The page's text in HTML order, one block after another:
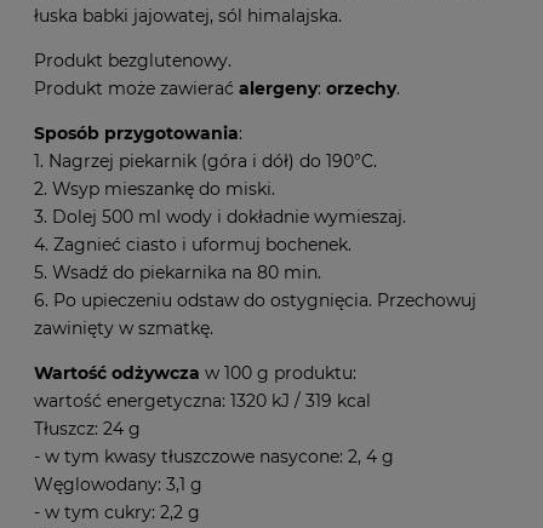
łuska babki jajowatej, sól himalajska.
Produkt bezglutenowy.
Produkt może zawierać alergeny: orzechy.
Sposób przygotowania:
1. Nagrzej piekarnik (góra i dół) do 190°C.
2. Wsyp mieszankę do miski.
3. Dolej 500 ml wody i dokładnie wymieszaj.
4. Zagnieć ciasto i uformuj bochenek.
5. Wsadź do piekarnika na 80 min.
6. Po upieczeniu odstaw do ostygnięcia. Przechowuj
zawinięty w szmatkę.
Wartość odżywcza w 100 g produktu:
wartość energetyczna: 1320 kJ / 319 kcal
Tłuszcz: 24 g
- w tym kwasy tłuszczowe nasycone: 2, 4 g
Węglowodany: 3,1 g
- w tym cukry: 2,2 g